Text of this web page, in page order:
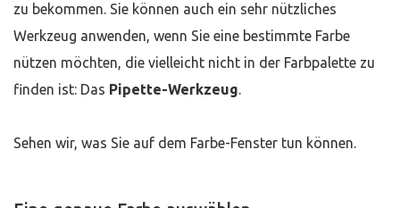
zu bekommen. Sie können auch ein sehr nützliches
Werkzeug anwenden, wenn Sie eine bestimmte Farbe
nützen möchten, die vielleicht nicht in der Farbpalette zu
finden ist: Das Pipette-Werkzeug.
Sehen wir, was Sie auf dem Farbe-Fenster tun können.